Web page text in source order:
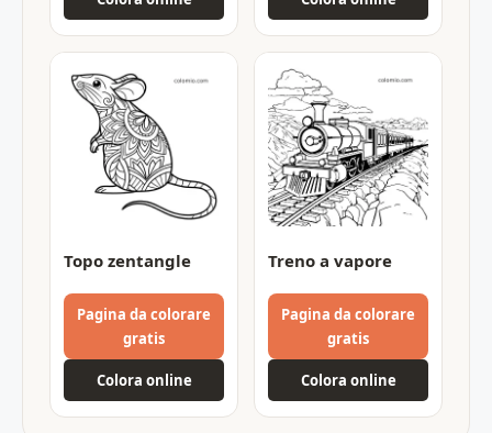
Topo zentangle
Pagina da colorare
gratis
Colora online
Treno a vapore
Pagina da colorare
gratis
Colora online